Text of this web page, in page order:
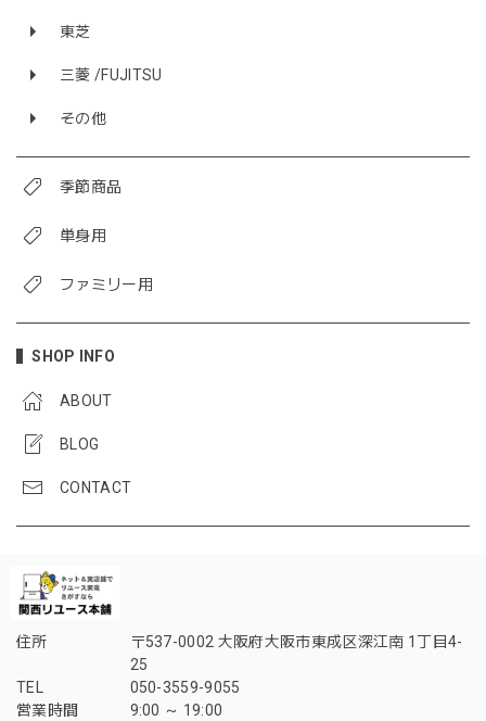
東芝
三菱 /FUJITSU
その他
季節商品
単身用
ファミリー用
SHOP INFO
ABOUT
BLOG
CONTACT
住所
〒537-0002 大阪府大阪市東成区深江南 1丁目4-
25
TEL
050-3559-9055
営業時間
9:00 ～ 19:00